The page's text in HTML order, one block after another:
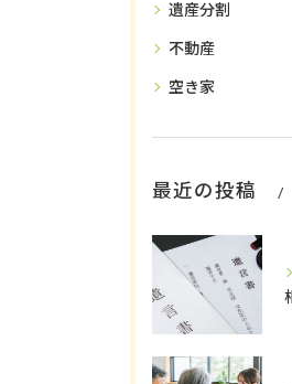
遺産分割
不動産
空き家
最近の投稿